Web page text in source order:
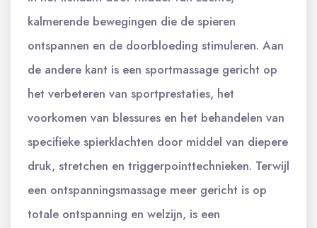
kalmerende bewegingen die de spieren
ontspannen en de doorbloeding stimuleren. Aan
de andere kant is een sportmassage gericht op
het verbeteren van sportprestaties, het
voorkomen van blessures en het behandelen van
specifieke spierklachten door middel van diepere
druk, stretchen en triggerpointtechnieken. Terwijl
een ontspanningsmassage meer gericht is op
totale ontspanning en welzijn, is een